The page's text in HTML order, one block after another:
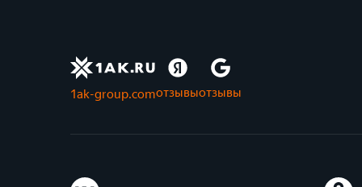
600 Ач
625 Ач
1ak-group.comотзывыотзывы